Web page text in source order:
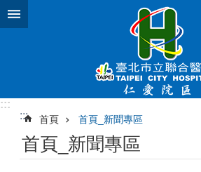
跳到主要內容區塊
:::
:::
首頁 首頁_新聞專區
首頁_新聞專區